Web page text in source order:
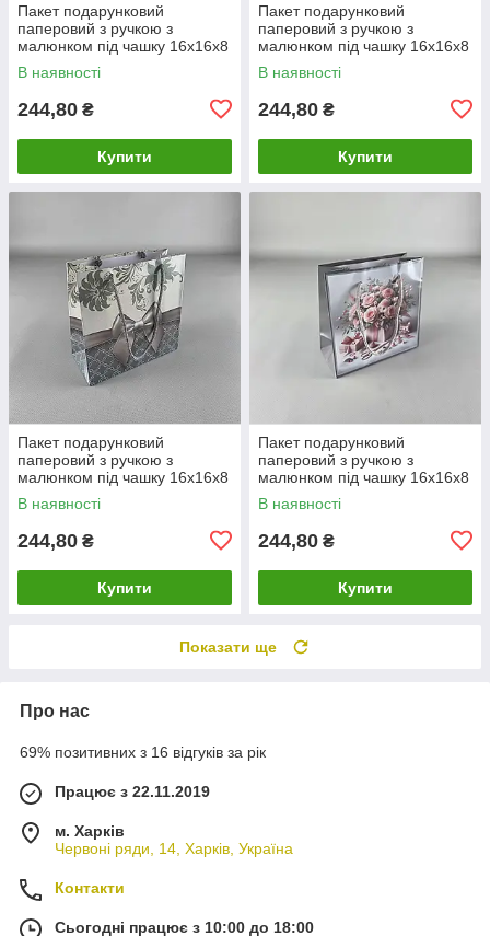
Пакет подарунковий
паперовий з ручкою з
малюнком під чашку 16х16х8
см (артЧ-050) (12 шт)
В наявності
244,80 ₴
Купити
Пакет подарунковий
паперовий з ручкою з
малюнком під чашку 16х16х8
см (артЧ-051) (12 шт)
В наявності
244,80 ₴
Купити
Пакет подарунковий
паперовий з ручкою з
малюнком під чашку 16х16х8
см (артЧ-052) (12 шт)
В наявності
244,80 ₴
Купити
Пакет подарунковий
паперовий з ручкою з
малюнком під чашку 16х16х8
см (артЧ-054) (12 шт)
В наявності
244,80 ₴
Купити
Показати ще
Про нас
69% позитивних з 16 відгуків за рік
Працює з 22.11.2019
м. Харків
Червоні ряди, 14, Харків, Україна
Контакти
Сьогодні працює з 10:00 до 18:00